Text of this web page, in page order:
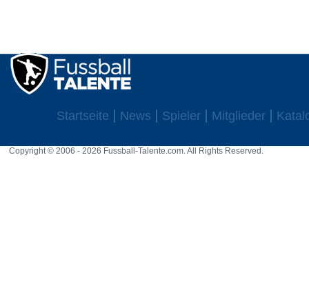
Startseite News Spieler Mitglieder
Copyright © 2006 - 2026 Fussball-Talente.com. All Rights Reserved.